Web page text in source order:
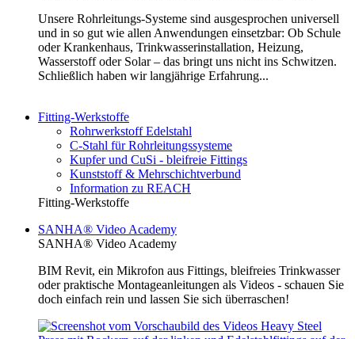
Unsere Rohrleitungs-Systeme sind ausgesprochen universell
und in so gut wie allen Anwendungen einsetzbar: Ob Schule
oder Krankenhaus, Trinkwasserinstallation, Heizung,
Wasserstoff oder Solar – das bringt uns nicht ins Schwitzen.
Schließlich haben wir langjährige Erfahrung...
Fitting-Werkstoffe
Rohrwerkstoff Edelstahl
C-Stahl für Rohrleitungssysteme
Kupfer und CuSi - bleifreie Fittings
Kunststoff & Mehrschichtverbund
Information zu REACH
Fitting-Werkstoffe
SANHA® Video Academy
SANHA® Video Academy
BIM Revit, ein Mikrofon aus Fittings, bleifreies Trinkwasser
oder praktische Montageanleitungen als Videos - schauen Sie
doch einfach rein und lassen Sie sich überraschen!